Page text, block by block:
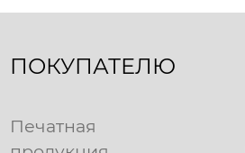
ПОКУПАТЕЛЮ
Печатная